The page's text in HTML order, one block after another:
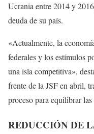
Ucrania entre 2014 y
deuda de su país.
«Actualmente, la
federales y los estímulos
una isla competitiva»,
frente de la JSF en abril,
proceso para equilibrar
REDUCCIÓN DE